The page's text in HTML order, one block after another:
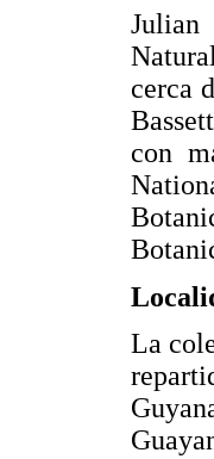
Julian
cerca
con
La